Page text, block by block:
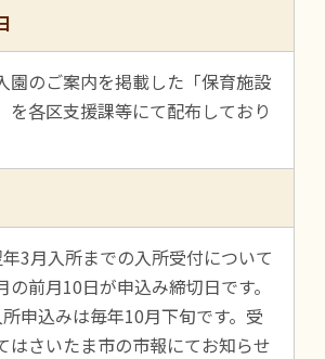
園のご案内を掲載した「保育施設
を各区支援課等にて配布しており
3月入所までの入所受付について
の前月10日が申込み締切日です。
申込みは毎年10月下旬です。受
はさいたま市の市報にてお知らせ